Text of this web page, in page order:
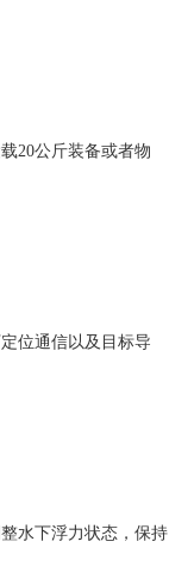
20公斤装备或者物
位通信以及目标导
水下浮力状态，保持